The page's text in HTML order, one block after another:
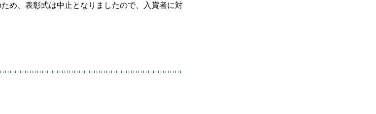
め、表彰式は中止となりましたので、入賞者に対